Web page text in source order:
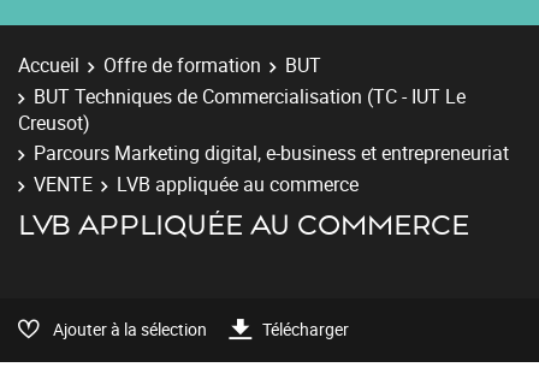
Accueil Offre de formation
BUT
BUT Techniques de Commercialisation (TC - IUT Le
Creusot)
Parcours Marketing digital, e-business et entrepreneuriat
VENTE
LVB appliquée au commerce
LVB APPLIQUÉE AU COMMERCE
Ajouter à la sélection Télécharger